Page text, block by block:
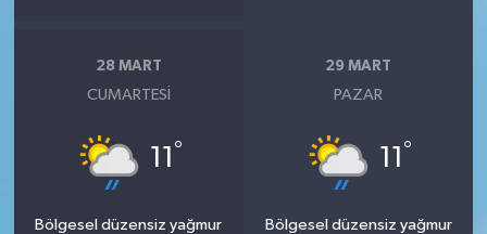
28 MART
CUMARTESI
11 °
Bölgesel düzensiz yağmur
29 MART
PAZAR
11 °
Bölgesel düzensiz yağmur